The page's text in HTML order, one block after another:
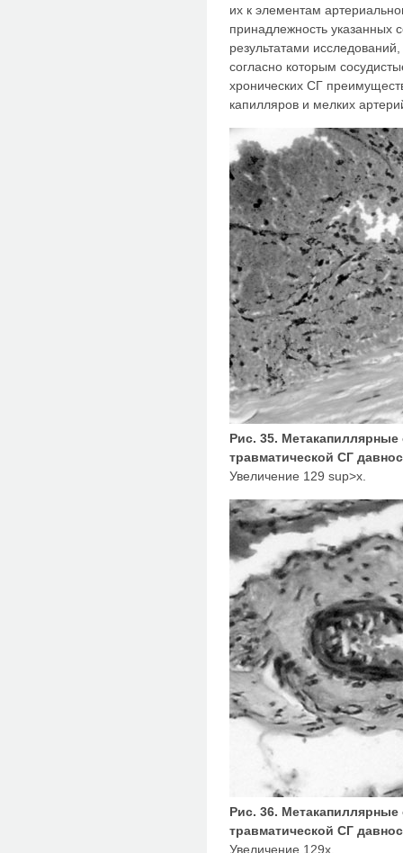
их к элементам
принадлежность указанных
результатами
согласно которым
хронических СГ
капилляров и мелких
Рис. 35.
травматической СГ
Увеличение 129 sup>х.
Рис. 36.
травматической СГ
Увеличение 129х.